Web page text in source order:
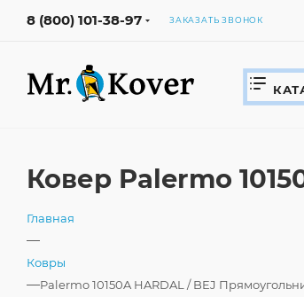
8 (800) 101-38-97 ЗАКАЗАТЬ ЗВОНОК
Ковер Palermo
Главная
—
Ковры
—Palermo 10150A HARDAL / BEJ